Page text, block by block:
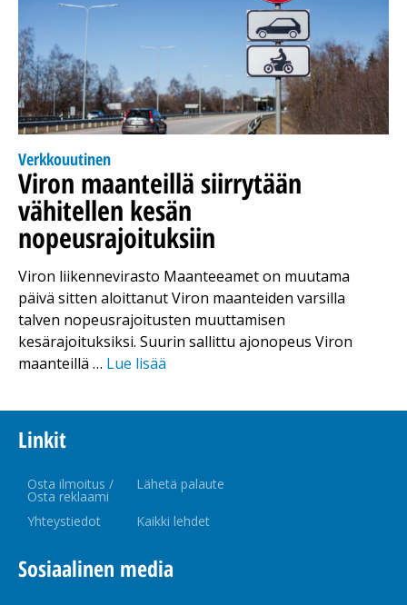
Verkkouutinen
Viron maanteillä siirrytään
vähitellen kesän
nopeusrajoituksiin
Viron liikennevirasto Maanteeamet on muutama
päivä sitten aloittanut Viron maanteiden varsilla
talven nopeusrajoitusten muuttamisen
kesärajoituksiksi. Suurin sallittu ajonopeus Viron
maanteillä … Lue lisää
Linkit
Osta ilmoitus /
Osta reklaami
Lähetä palaute
Yhteystiedot Kaikki lehdet
Sosiaalinen media